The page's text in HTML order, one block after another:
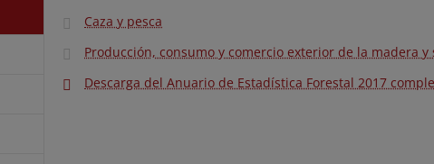
Caza y pesca
Producción, consumo y comercio exterior de la madera y
Descarga del Anuario de Estadística Forestal 2017